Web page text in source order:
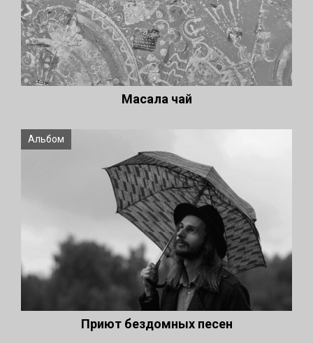
Масала чай
Альбом
Приют бездомных песен